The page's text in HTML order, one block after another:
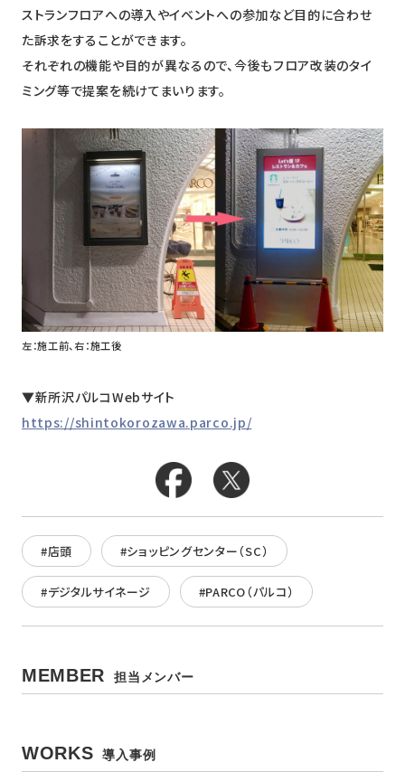
ストランフロアへの導入やイベントへの参加など目的に合わせ
た訴求をすることができます。
それぞれの機能や目的が異なるので、今後もフロア改装のタイ
ミング等で提案を続けてまいります。
左：施工前、右：施工後
▼新所沢パルコWebサイト
https://shintokorozawa.parco.jp/
#店頭 #ショッピングセンター（SC）
#デジタルサイネージ #PARCO（パルコ）
MEMBER 担当メンバー
WORKS 導入事例